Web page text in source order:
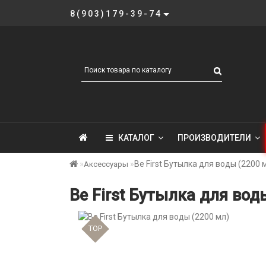
8(903)179-39-74
КАТАЛОГ ПРОИЗВОДИТЕЛИ
Аксессуары Be First Бутылка для воды (2200
Be First Бутылка для
TOP